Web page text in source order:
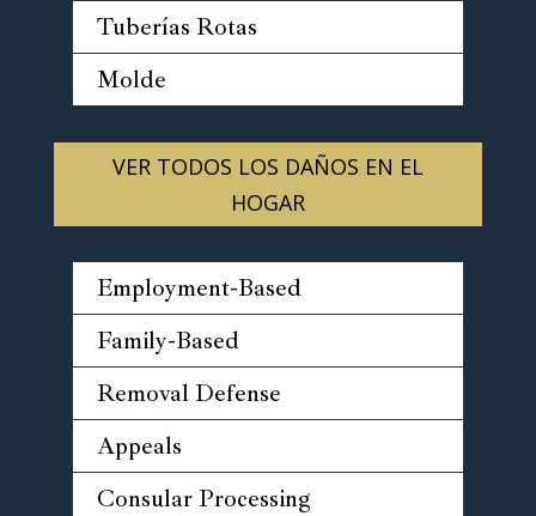
Tuberías Rotas
Molde
VER TODOS LOS DAÑOS EN EL
HOGAR
Employment-Based
Family-Based
Removal Defense
Appeals
Consular Processing